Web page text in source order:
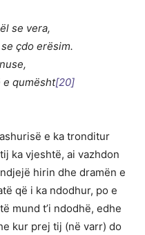
se vera,
çdo erësim.
qumësht[20]
e ka tronditur
ka vjeshtë, ai vazhdon
hirin dhe dramën e
që i ka ndodhur, po e
mund t’i ndodhë, edhe
kur prej tij (në varr) do